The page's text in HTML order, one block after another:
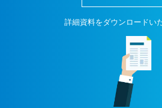
詳細資料をダウンロードい